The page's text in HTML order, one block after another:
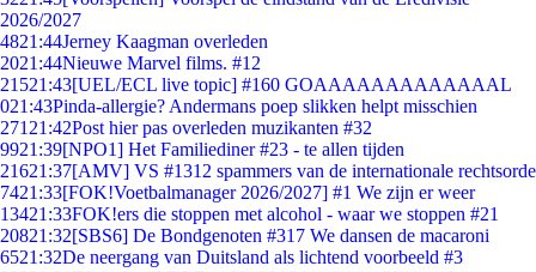
2026/2027
4821:44Jerney Kaagman overleden
2021:44Nieuwe Marvel films. #12
21521:43[UEL/ECL live topic] #160 GOAAAAAAAAAAAAAL
021:43Pinda-allergie? Andermans poep slikken helpt misschien
271 21:42Post hier pas overleden muzikanten #32
9921:39[NPO1] Het Familiediner #23 - te allen tijden
21621:37[AMV] VS #1312 spammers van de internationale rechtsorde
7421:33[FOK!Voetbalmanager 2026/2027] #1 We zijn er weer
13421:33FOK!ers die stoppen met alcohol - waar we stoppen #21
20821:32[SBS6] De Bondgenoten #317 We dansen de macaroni
6521:32De neergang van Duitsland als lichtend voorbeeld #3